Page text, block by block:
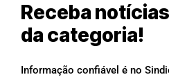
Receba
da categoria!
Informação confiável é no